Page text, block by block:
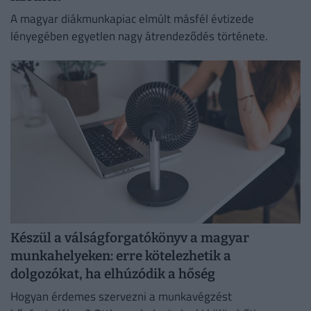
A magyar diákmunkapiac elmúlt másfél évtizede
lényegében egyetlen nagy átrendeződés története.
Készül a válságforgatókönyv a magyar
munkahelyeken: erre kötelezhetik a
dolgozókat, ha elhúzódik a hőség
Hogyan érdemes szervezni a munkavégzést